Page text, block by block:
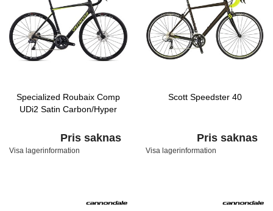
Specialized Roubaix Comp
UDi2 Satin Carbon/Hyper
Pris saknas
Visa lagerinformation
Scott Speedster 40
Pris saknas
Visa lagerinformation